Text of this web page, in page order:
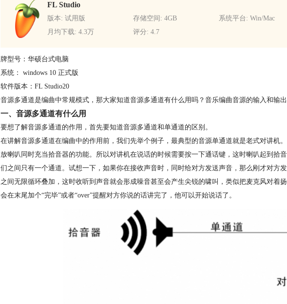
FL Studio
版本: 试用版 存储空间: 4GB
系统平台: Win/Mac
月均下载: 4.3万
评分: 4.7
牌型号：华硕台式电脑
系统： windows 10 正式版
软件版本：FL Studio20
音源多通道是编曲中常规模式，那大家知道音源多通道有什么用吗？音乐编曲音源的输入和输
一、音源多通道有什么用
要想了解音源多通道的作用，首先要知道音源多通道和单通道的区别。
在讲解音源多通道在编曲中的作用前，我们先举个例子，最典型的音源单通道就是老式对讲机
放喇叭同时充当拾音器的功能。所以对讲机在说话的时候需要按一下通话键，这时喇叭起到拾
们之间只有一个通道。试想一下，如果你在接收声音时，同时给对方发送声音，那么刚才对方
之间无限循环叠加，这时收听到声音就会形成噪音甚至会产生尖锐的啸叫，类似把麦克风对着
会在末尾加个“完毕”或者“over”提醒对方你说的话讲完了，他可以开始说话了。